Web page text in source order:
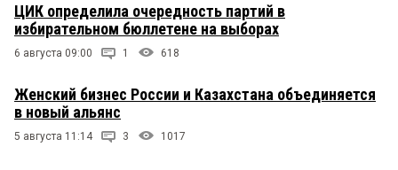
ЦИК определила очередность партий в
избирательном бюллетене на выборах
6 августа 09:00 1 618
Женский бизнес России и Казахстана объединяется
в новый альянс
5 августа 11:14 3 1017